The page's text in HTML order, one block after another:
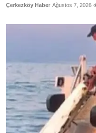
Çerkezköy Haber Ağustos 7, 2026